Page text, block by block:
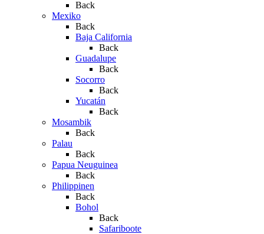
Back
Mexiko
Back
Baja California
Back
Guadalupe
Back
Socorro
Back
Yucatán
Back
Mosambik
Back
Palau
Back
Papua Neuguinea
Back
Philippinen
Back
Bohol
Back
Safariboote